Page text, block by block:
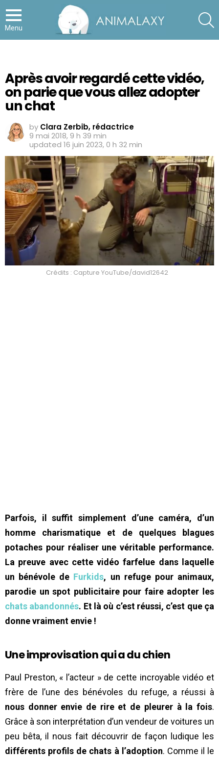
Menu
Après avoir regardé cette vidéo,
on parie que vous allez adopter
un chat
by Clara Zerbib, rédactrice
9 mai 2018, 9 h 39 min
updated 16 juin 2023, 0 h 32 min
Crédits : Capture YouTube/david12642
Parfois, il suffit simplement d’une caméra, d’un
homme charismatique et de quelques blagues
potaches pour réaliser une véritable performance.
La preuve avec cette vidéo farfelue dans laquelle
un bénévole de Furkids, un refuge pour animaux,
parodie un spot publicitaire pour faire adopter les
chats abandonnés. Et là où c’est réussi, c’est que ça
donne vraiment envie !
Une improvisation qui a du chien
Paul Preston, « l’acteur » de cette incroyable vidéo et
frère de l’une des bénévoles du refuge, a réussi à
nous donner envie de rire et de pleurer à la fois.
Grâce à son interprétation d’un vendeur de voitures un
peu bêta, il nous fait découvrir de façon ludique les
différents profils de chats à l’adoption. Comme il le